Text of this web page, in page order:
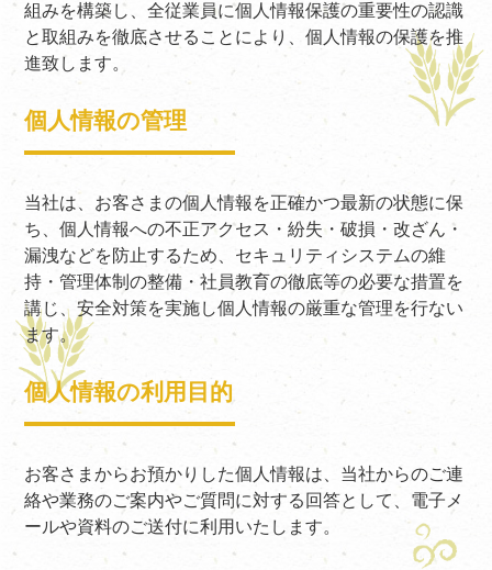
組みを構築し、全従業員に個人情報保護の重要性の認識
と取組みを徹底させることにより、個人情報の保護を推
進致します。
個人情報の管理
当社は、お客さまの個人情報を正確かつ最新の状態に保
ち、個人情報への不正アクセス・紛失・破損・改ざん・
漏洩などを防止するため、セキュリティシステムの維
持・管理体制の整備・社員教育の徹底等の必要な措置を
講じ、安全対策を実施し個人情報の厳重な管理を行ない
ます。
個人情報の利用目的
お客さまからお預かりした個人情報は、当社からのご連
絡や業務のご案内やご質問に対する回答として、電子メ
ールや資料のご送付に利用いたします。